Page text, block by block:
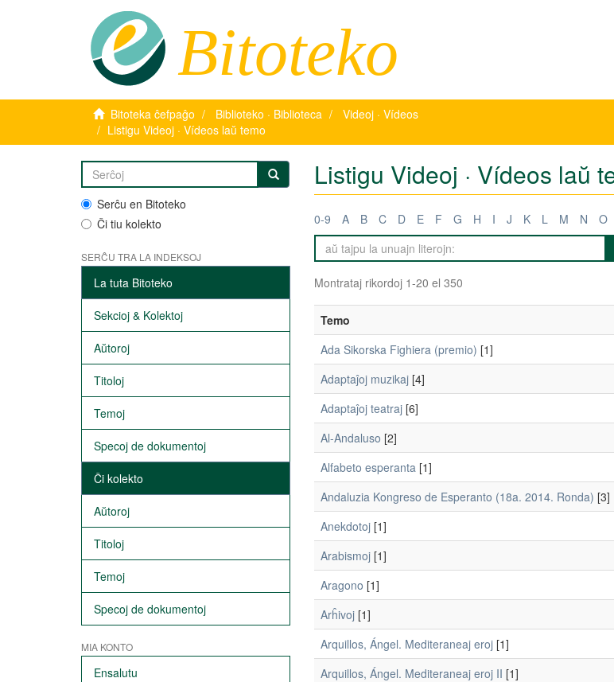
Bitoteko
Bitoteka ĉefpaĝo Biblioteko · Biblioteca
Videoj · Vídeos
Listigu Videoj · Vídeos laŭ temo
Serĉu en Bitoteko
Ĉi tiu kolekto
SERĈU TRA LA INDEKSOJ
La tuta Bitoteko
Sekcioj & Kolektoj
Aŭtoroj
Titoloj
Temoj
Specoj de dokumentoj
Ĉi kolekto
Aŭtoroj
Titoloj
Temoj
Specoj de dokumentoj
MIA KONTO
Ensalutu
Listigu Videoj · Vídeos laŭ
0-9 A B C D E F G H I J K L M N O
Montrataj rikordoj 1-20 el 350
Temo
Ada Sikorska Fighiera (premio) [1]
Adaptaĵoj muzikaj[4]
Adaptaĵoj teatraj[6]
Al-Andaluso [2]
Alfabeto esperanta[1]
Andaluzia Kongreso de Esperanto (18a. 2014. Ronda) [3]
Anekdotoj[1]
Arabismoj[1]
Aragono [1]
Arĥivoj[1]
Arquillos, Ángel. Mediteraneaj eroj[1]
Arquillos, Ángel. Mediteraneaj eroj II [1]